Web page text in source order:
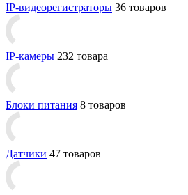
IP-видеорегистраторы 36 товаров
IP-камеры 232 товара
Блоки питания 8 товаров
Датчики 47 товаров